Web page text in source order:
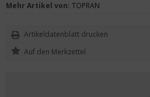
Mehr Artikel von: TOPRAN
Artikeldatenblatt drucken